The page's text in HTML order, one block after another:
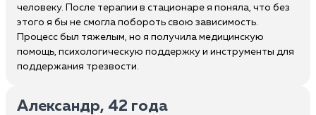
человеку. После терапии в стационаре я поняла, что без
этого я бы не смогла побороть свою зависимость.
Процесс был тяжелым, но я получила медицинскую
помощь, психологическую поддержку и инструменты для
поддержания трезвости.
Александр, 42 года